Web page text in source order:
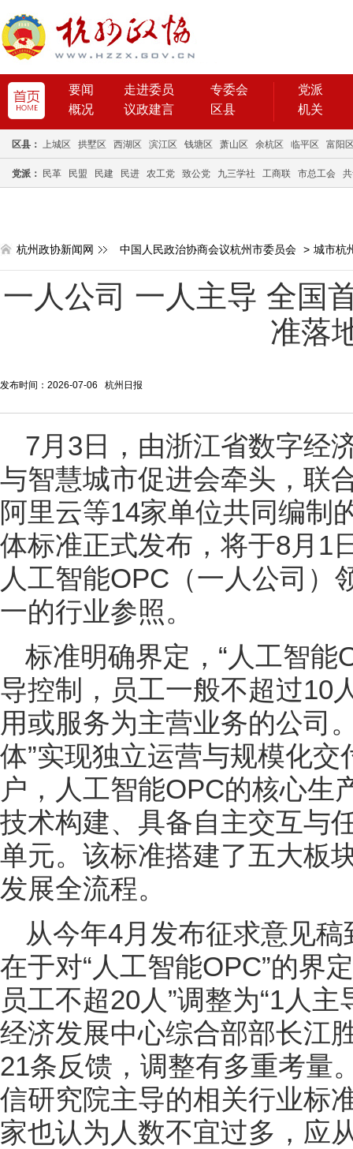
要闻 走进委员
专委会
概况
议政建言 区县
党派
机关
区县： 上城区 拱墅区 西湖区 滨江区 钱塘区 萧山区 余杭区 临平区 富阳
党派： 民革 民盟 民建 民进 农工党 致公党 九三学社 工商联 市总工会
杭州政协新闻网 中国人民政治协商会议杭州市委员会 > 城市杭
一人公司 一人主导 全国
准落
发布时间：2026-07-06 杭州日报
7月3日，由浙江省数字经
与智慧城市促进会牵头，联
阿里云等14家单位共同编制
体标准正式发布，将于8月1
人工智能OPC（一人公司）
一的行业参照。
标准明确界定，“人工智能
导控制，员工一般不超过10
用或服务为主营业务的公司
体”实现独立运营与规模化
户，人工智能OPC的核心
技术构建、具备自主交互与
单元。该标准搭建了五大板
发展全流程。
从今年4月发布征求意见
在于对“人工智能OPC”的
员工不超20人”调整为“1人
经济发展中心综合部部长江
21条反馈，调整有多重考量
信研究院主导的相关行业标
家也认为人数不宜过多，应